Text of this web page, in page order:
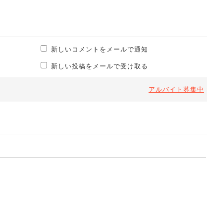
新しいコメントをメールで通知
新しい投稿をメールで受け取る
アルバイト募集中